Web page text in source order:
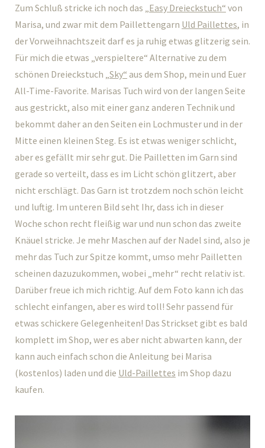
Zum Schluß stricke ich noch das „Easy Dreieckstuch“ von
Marisa, und zwar mit dem Paillettengarn Uld Paillettes, in
der Vorweihnachtszeit darf es ja ruhig etwas glitzerig sein.
Für mich die etwas „verspieltere“ Alternative zu dem
schönen Dreieckstuch „Sky“ aus dem Shop, mein und Euer
All-Time-Favorite. Marisas Tuch wird von der langen Seite
aus gestrickt, also mit einer ganz anderen Technik und
bekommt daher an den Seiten ein Lochmuster und in der
Mitte einen kleinen Steg. Es ist etwas weniger schlicht,
aber es gefällt mir sehr gut. Die Pailletten im Garn sind
gerade so verteilt, dass es im Licht schön glitzert, aber
nicht erschlägt. Das Garn ist trotzdem noch schön leicht
und luftig. Im unteren Bild seht Ihr, dass ich in dieser
Woche schon recht fleißig war und nun schon das zweite
Knäuel stricke. Je mehr Maschen auf der Nadel sind, also je
mehr das Tuch zur Spitze kommt, umso mehr Pailletten
scheinen dazuzukommen, wobei „mehr“ recht relativ ist.
Darüber freue ich mich richtig. Auf dem Foto kann ich das
schlecht einfangen, aber es wird toll! Sehr passend für
etwas schickere Gelegenheiten! Das Strickset gibt es bald
komplett im Shop, wer es aber nicht abwarten kann, der
kann auch einfach schon die Anleitung bei Marisa
(kostenlos) laden und die Uld-Paillettes im Shop dazu
kaufen.